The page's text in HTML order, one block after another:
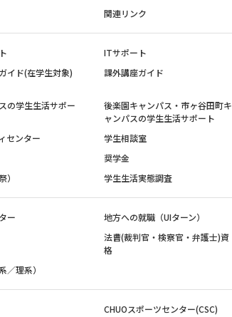
関連リンク
ITサポート
イド(在学生対象)
課外講座ガイド
の学生生活サポー
後楽園キャンパス・市ヶ谷田町キ
ャンパスの学生生活サポート
センター 学生相談室
奨学金
）
学生生活実態調査
ー 地方への就職（UIターン）
法曹(裁判官・検察官・弁護士)資
格
／理系）
CHUOスポーツセンター(CSC)